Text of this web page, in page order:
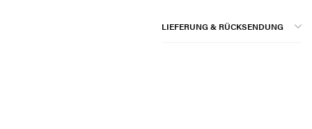
LIEFERUNG & RÜCKSENDUNG